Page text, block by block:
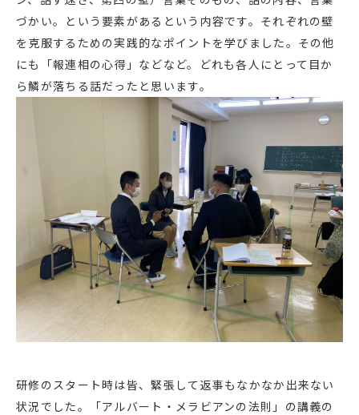
づかい。という要素があるという内容です。それぞれの壁
を克服するための実践的なポイントを学びました。その他
にも「報連相の心得」などなど。どれも各人にとって目か
ら鱗が落ちる話だったと思います。
研修のスタート時は皆、緊張して返事もなかなか出来ない
状況でした。「アルバート・メラビアンの法則」の講義の